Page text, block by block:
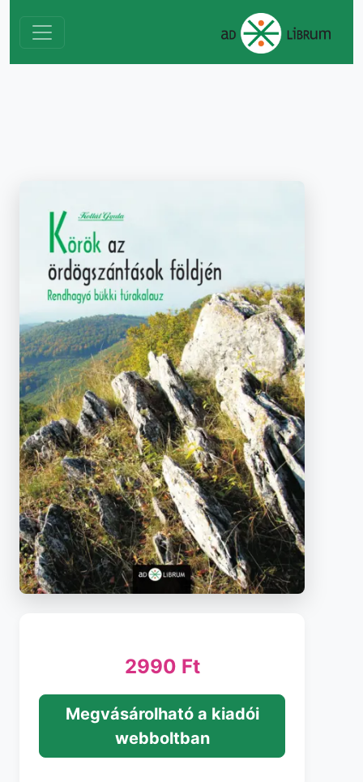
2990 Ft
Megvásárolható a kiadói
webboltban